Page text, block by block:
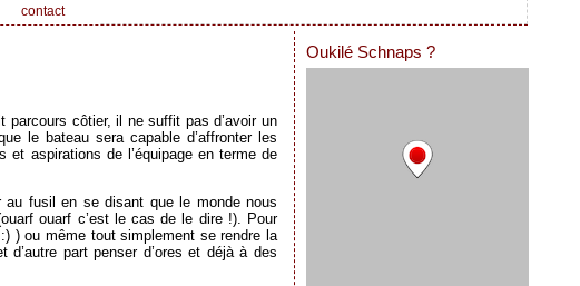
contact
parcours côtier, il ne suffit pas d’avoir un
le bateau sera capable d’affronter les
et aspirations de l’équipage en terme de
fusil en se disant que le monde nous
ouarf c’est le cas de le dire !). Pour
) ou même tout simplement se rendre la
part penser d’ores et déjà à des
Oukilé Schnaps ?